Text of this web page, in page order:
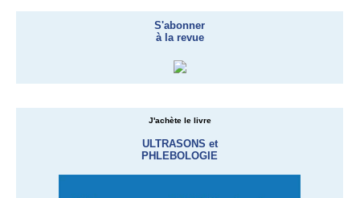
S'abonner
à la revue
J'achète le livre
ULTRASONS et
PHLEBOLOGIE